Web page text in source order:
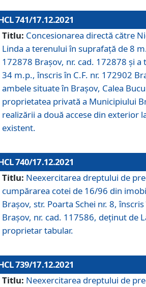
741/17.12.2021
Titlu: Concesionarea directă către
Linda a terenului în suprafață de 8
172878 Brașov, nr. cad. 172878 și
34 m.p., înscris în C.F. nr. 172902
ambele situate în Brașov, Calea
proprietatea privată a Municipiului
realizării a două accese din exterior
existent.
740/17.12.2021
Titlu: Neexercitarea dreptului de
cumpărarea cotei de 16/96 din
Braşov, str. Poarta Schei nr. 8,
Brașov, nr. cad. 117586, deținut de
proprietar tabular.
739/17.12.2021
Titlu: Neexercitarea dreptului de